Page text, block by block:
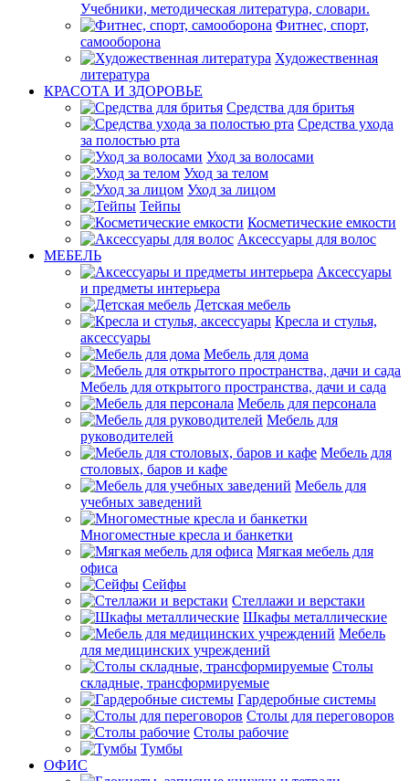
Учебники, методическая литература, словари.
Фитнес, спорт,
самооборона
Художественная
литература
КРАСОТА И ЗДОРОВЬЕ
Средства для бритья
Средства ухода
за полостью рта
Уход за волосами
Уход за телом
Уход за лицом
Тейпы
Косметические емкости
Аксессуары для волос
МЕБЕЛЬ
Аксессуары
и предметы интерьера
Детская мебель
Кресла и стулья,
аксессуары
Мебель для дома
Мебель для открытого пространства, дачи и сада
Мебель для персонала
Мебель для
руководителей
Мебель для
столовых, баров и кафе
Мебель для
учебных заведений
Многоместные кресла и банкетки
Мягкая мебель для
офиса
Сейфы
Стеллажи и верстаки
Шкафы металлические
Мебель
для медицинских учреждений
Столы
складные, трансформируемые
Гардеробные системы
Столы для переговоров
Столы рабочие
Тумбы
ОФИС